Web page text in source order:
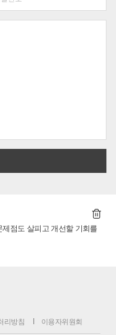
점도 살피고 개선할 기회를
리방침 이용자위원회